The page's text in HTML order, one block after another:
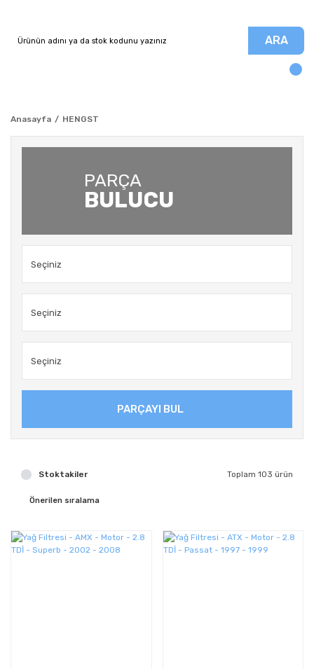
ARA
Anasayfa HENGST
PARÇA
BULUCU
PARÇAYI BUL
Stoktakiler Toplam 103 ürün